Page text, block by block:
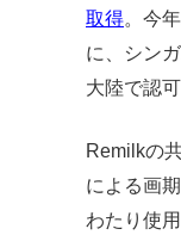
取得。今
に、シン
大陸で認
Remilkの
による画
わたり使